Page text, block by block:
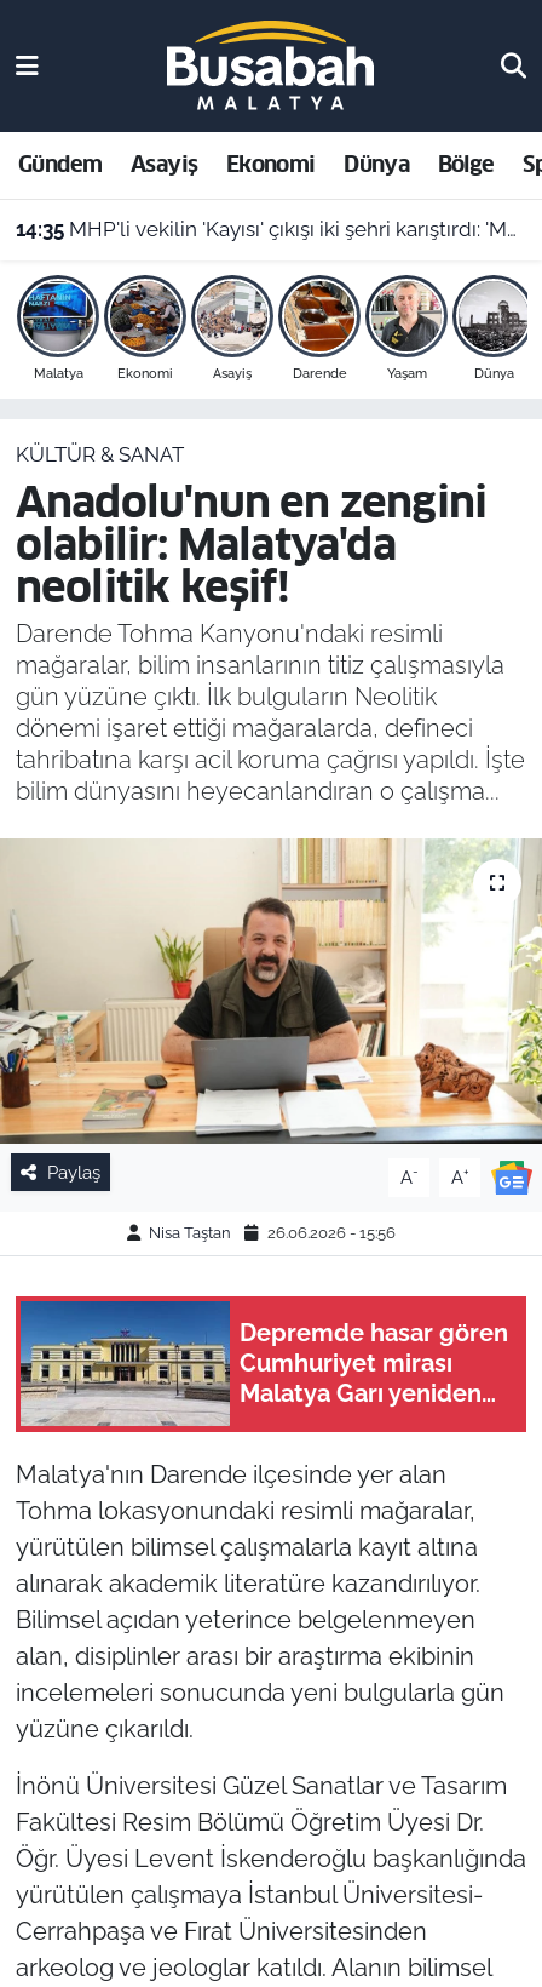
Gündem Asayiş Ekonomi Dünya Bölge
14:35 MHP'li vekilin 'Kayısı' çıkışı iki şehri karıştırdı: 'Malatya’yı cinayetle suçlayamazsınız!'
Malatya Ekonomi Asayiş Darende Yaşam Dünya
KÜLTÜR & SANAT
Anadolu'nun en zengini
olabilir: Malatya'da
neolitik keşif!
Darende Tohma Kanyonu'ndaki resimli
mağaralar, bilim insanlarının titiz çalışmasıyla
gün yüzüne çıktı. İlk bulguların Neolitik
dönemi işaret ettiği mağaralarda, defineci
tahribatına karşı acil koruma çağrısı yapıldı. İşte
bilim dünyasını heyecanlandıran o çalışma...
Paylaş A- A+
Nisa Taştan 26.06.2026 - 15:56
Depremde hasar gören
Cumhuriyet mirası
Malatya Garı yeniden
Malatya'nın Darende ilçesinde yer alan
Tohma lokasyonundaki resimli mağaralar,
yürütülen bilimsel çalışmalarla kayıt altına
alınarak akademik literatüre kazandırılıyor.
Bilimsel açıdan yeterince belgelenmeyen
alan, disiplinler arası bir araştırma ekibinin
incelemeleri sonucunda yeni bulgularla gün
yüzüne çıkarıldı.
İnönü Üniversitesi Güzel Sanatlar ve Tasarım
Fakültesi Resim Bölümü Öğretim Üyesi Dr.
Öğr. Üyesi Levent İskenderoğlu başkanlığında
yürütülen çalışmaya İstanbul Üniversitesi-
Cerrahpaşa ve Fırat Üniversitesinden
arkeolog ve jeologlar katıldı. Alanın bilimsel
Asayiş
Ekonomi
Dünya
Bölge
Resmi İlanlar
Malatya Nöbetçi Eczaneler
Malatya Hava Durumu
Malatya Namaz Vakitleri
Malatya Trafik Yoğunluk Haritası
Süper Lig Puan Durumu ve Fikstür
Son Dakika Haberleri
Haber Arşivi